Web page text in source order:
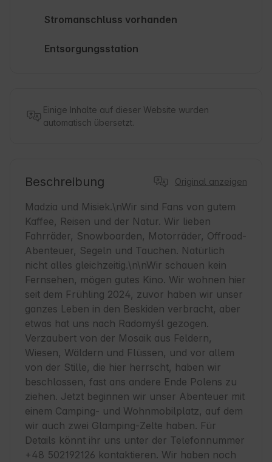
Stromanschluss vorhanden
Entsorgungsstation
Einige Inhalte auf dieser Website wurden
automatisch übersetzt.
Beschreibung Original anzeigen
Madzia und Misiek.\nWir sind Fans von gutem
Kaffee, Reisen und der Natur. Wir lieben
Fahrräder, Snowboarden, Motorräder, Offroad-
Abenteuer, Segeln und Tauchen. Natürlich
nicht alles gleichzeitig.\n\nWir schauen kein
Fernsehen, mögen gutes Kino. Wir wohnen hier
seit dem Frühling 2024, zuvor haben wir unser
ganzes Leben in den Beskiden verbracht, aber
etwas hat uns nach Radomyśl gezogen.
Verzaubert von der Mosaik aus Feldern,
Wiesen, Wäldern und Flüssen, und vor allem
von der Stille, die hier herrscht, haben wir
beschlossen, fast ans andere Ende Polens zu
ziehen. Jetzt beginnen wir unser Abenteuer mit
einem Camping- und Wohnmobilplatz, auf dem
wir auch zwei Glamping-Zelte haben. Für
Details könnt ihr uns unter der Telefonnummer
+48 502192126 kontaktieren. Wir haben noch